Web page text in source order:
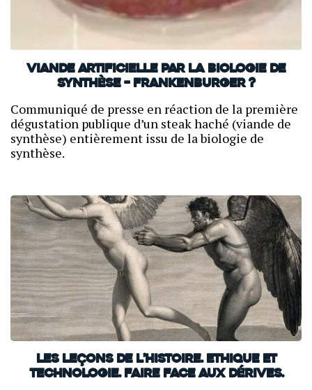
Viande artificielle par la biologie de
synthèse – Frankenburger ?
Communiqué de presse en réaction de la première
dégustation publique d’un steak haché (viande de
synthèse) entièrement issu de la biologie de
synthèse.
Les leçons de l’histoire. Ethique et
technologie. Faire face aux dérives.